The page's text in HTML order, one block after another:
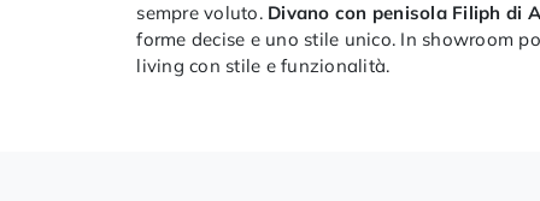
sempre voluto. Divano con penisola Filiph di
forme decise e uno stile unico. In showroom
living con stile e funzionalità.